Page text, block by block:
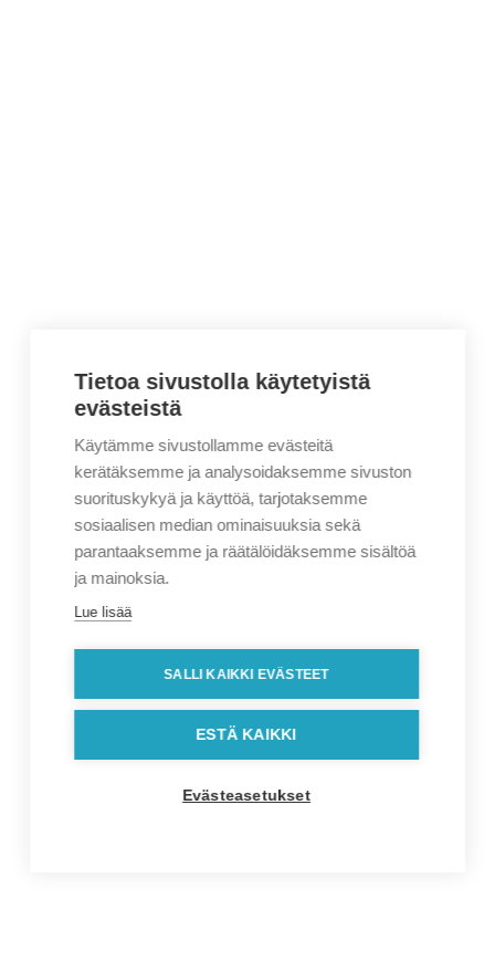
Tietoa sivustolla käytetyistä
evästeistä
Käytämme sivustollamme evästeitä
kerätäksemme ja analysoidaksemme sivuston
suorituskykyä ja käyttöä, tarjotaksemme
sosiaalisen median ominaisuuksia sekä
parantaaksemme ja räätälöidäksemme sisältöä
ja mainoksia.
Lue lisää
SALLI KAIKKI EVÄSTEET
ESTÄ KAIKKI
Evästeasetukset